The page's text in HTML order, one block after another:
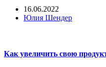
16.06.2022
Юлия Шендер
Как увеличить свою